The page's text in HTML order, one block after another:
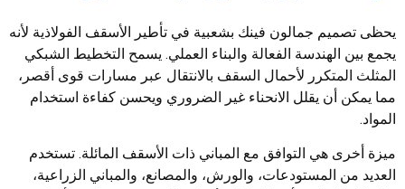
يحظى تصميم جمالون فينك بشعبية في تأطير الأسقف الفولاذية لأنه
يجمع بين الهندسة الفعالة والبناء العملي. يسمح التخطيط الشبكي
المثلث المتكرر لأحمال السقف بالانتقال عبر مسارات قوى أقصر،
مما يمكن أن يقلل الانحناء غير الضروري ويحسن كفاءة استخدام
المواد.
ميزة أخرى هي التوافق مع المباني ذات الأسقف المائلة. تستخدم
العديد من المستودعات، والورش، والمصانع، والمباني الزراعية،